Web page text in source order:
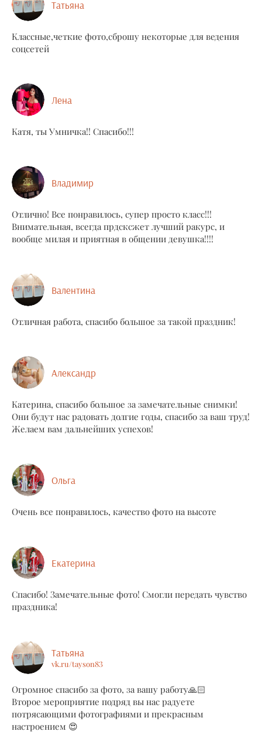
Татьяна
Классные,четкие фото,сброшу некоторые для ведения
соцсетей
Лена
Катя, ты Умничка!! Спасибо!!!
Владимир
Отлично! Все понравилось, супер просто класс!!!
Внимательная, всегда прдсксжет лучший ракурс, и
вообще милая и приятная в общении девушка!!!!
Валентина
Отличная работа, спасибо большое за такой праздник!
Александр
Катерина, спасибо большое за замечательные снимки!
Они будут нас радовать долгие годы, спасибо за ваш труд!
Желаем вам дальнейших успехов!
Ольга
Очень все понравилось, качество фото на высоте
Екатерина
Спасибо! Замечательные фото! Смогли передать чувство
праздника!
Татьяна
vk.ru/tayson83
Огромное спасибо за фото, за вашу работу🙏🏻
Второе мероприятие подряд вы нас радуете
потрясающими фотографиями и прекрасным
настроением 😍